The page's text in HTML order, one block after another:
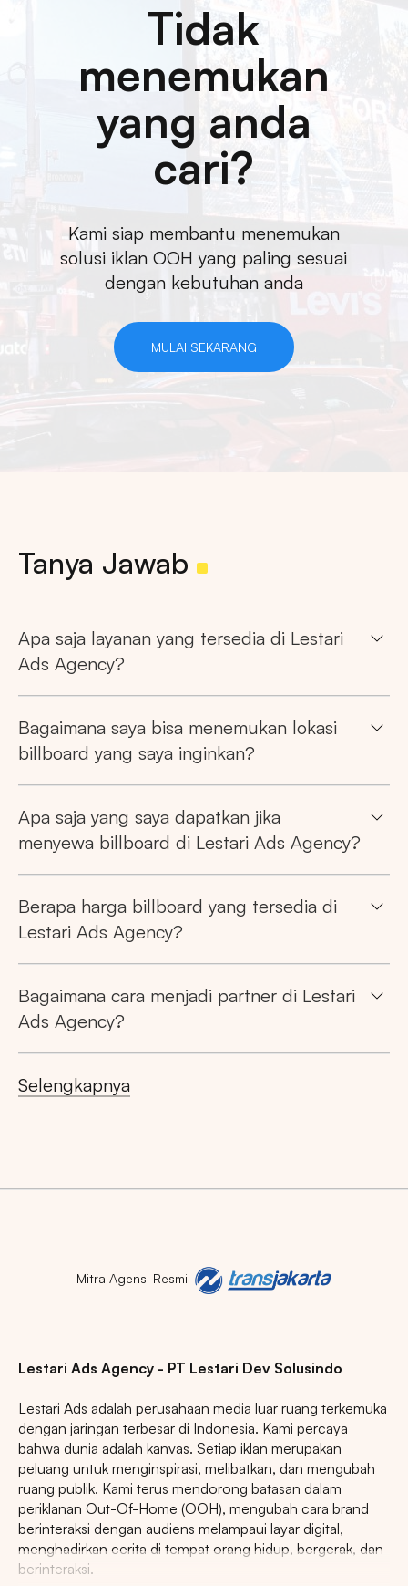
Tidak
menemukan
yang anda
cari?
Kami siap membantu menemukan
solusi iklan OOH yang paling sesuai
dengan kebutuhan anda
MULAI SEKARANG
Tanya Jawab
Apa saja layanan yang tersedia di Lestari
Ads Agency?
Bagaimana saya bisa menemukan lokasi
billboard yang saya inginkan?
Apa saja yang saya dapatkan jika
menyewa billboard di Lestari Ads Agency?
Berapa harga billboard yang tersedia di
Lestari Ads Agency?
Bagaimana cara menjadi partner di Lestari
Ads Agency?
Selengkapnya
Mitra Agensi Resmi
Lestari Ads Agency - PT Lestari Dev Solusindo
Lestari Ads adalah perusahaan media luar ruang terkemuka
dengan jaringan terbesar di Indonesia. Kami percaya
bahwa dunia adalah kanvas. Setiap iklan merupakan
peluang untuk menginspirasi, melibatkan, dan mengubah
ruang publik. Kami terus mendorong batasan dalam
periklanan Out-Of-Home (OOH), mengubah cara brand
berinteraksi dengan audiens melampaui layar digital,
menghadirkan cerita di tempat orang hidup, bergerak, dan
berinteraksi.